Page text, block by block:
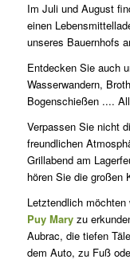
Im Juli und August
einen
unseres Bauernhofs
Entdecken Sie auch
Wasserwandern,
Bogenschießen ....
Verpassen Sie nicht
freundlichen
Grillabend am
hören Sie die großen
Letztendlich
Puy Maryzu
Aubrac, die tiefen
dem Auto, zu Fuß